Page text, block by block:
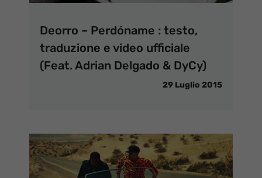
Deorro – Perdóname : testo,
traduzione e video ufficiale
(Feat. Adrian Delgado & DyCy)
29 Luglio 2015